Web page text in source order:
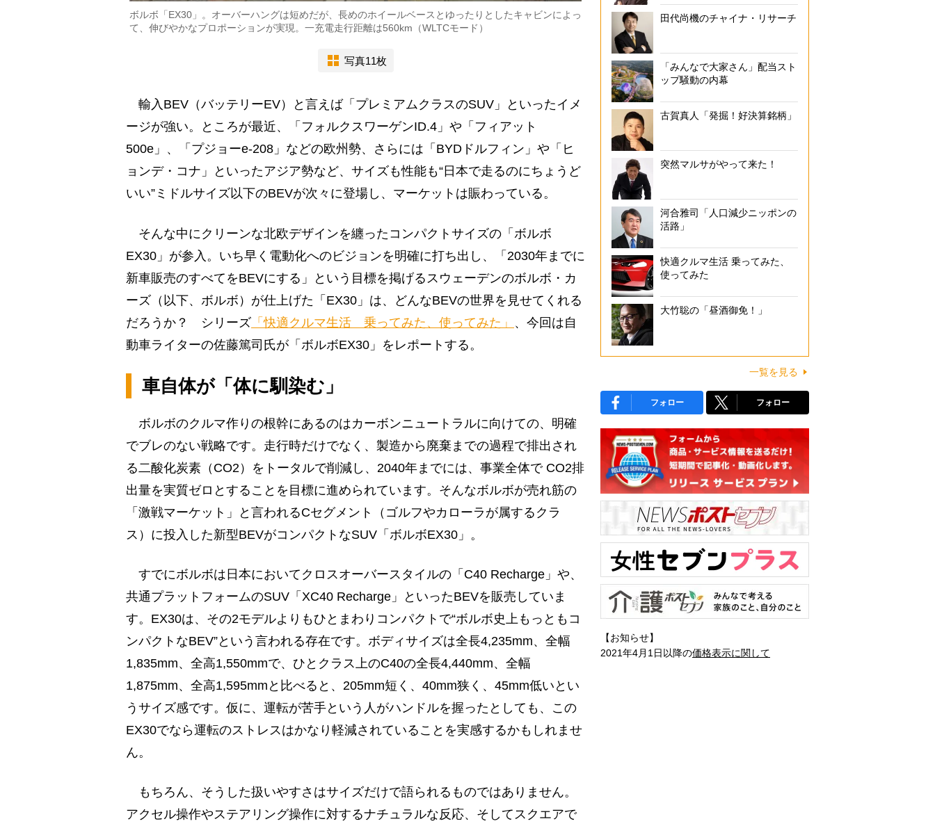
ボルボ「EX30」。オーバーハングは短めだが、長めのホイールベースとゆったりとしたキャビンによっ
て、伸びやかなプロポーションが実現。一充電走行距離は560km（WLTCモード）
写真11枚
輸入BEV（バッテリーEV）と言えば「プレミアムクラスのSUV」といったイメ
ージが強い。ところが最近、「フォルクスワーゲンID.4」や「フィアット
500e」、「プジョーe-208」などの欧州勢、さらには「BYDドルフィン」や「ヒ
ョンデ・コナ」といったアジア勢など、サイズも性能も“日本で走るのにちょうど
いい”ミドルサイズ以下のBEVが次々に登場し、マーケットは賑わっている。
そんな中にクリーンな北欧デザインを纏ったコンパクトサイズの「ボルボ
EX30」が参入。いち早く電動化へのビジョンを明確に打ち出し、「2030年までに
新車販売のすべてをBEVにする」という目標を掲げるスウェーデンのボルボ・カ
ーズ（以下、ボルボ）が仕上げた「EX30」は、どんなBEVの世界を見せてくれる
だろうか？ シリーズ 「快適クルマ生活 乗ってみた、使ってみた」 、今回は自
動車ライターの佐藤篤司氏が「ボルボEX30」をレポートする。
車自体が「体に馴染む」
ボルボのクルマ作りの根幹にあるのはカーボンニュートラルに向けての、明確
でブレのない戦略です。走行時だけでなく、製造から廃棄までの過程で排出され
る二酸化炭素（CO2）をトータルで削減し、2040年までには、事業全体で CO2排
出量を実質ゼロとすることを目標に進められています。そんなボルボが売れ筋の
「激戦マーケット」と言われるCセグメント（ゴルフやカローラが属するクラ
ス）に投入した新型BEVがコンパクトなSUV「ボルボEX30」。
すでにボルボは日本においてクロスオーバースタイルの「C40 Recharge」や、
共通プラットフォームのSUV「XC40 Recharge」といったBEVを販売していま
す。EX30は、その2モデルよりもひとまわりコンパクトで“ボルボ史上もっともコ
ンパクトなBEV”という言われる存在です。ボディサイズは全長4,235mm、全幅
1,835mm、全高1,550mmで、ひとクラス上のC40の全長4,440mm、全幅
1,875mm、全高1,595mmと比べると、205mm短く、40mm狭く、45mm低いとい
うサイズ感です。仮に、運転が苦手という人がハンドルを握ったとしても、この
EX30でなら運転のストレスはかなり軽減されていることを実感するかもしれませ
ん。
もちろん、そうした扱いやすさはサイズだけで語られるものではありません。
アクセル操作やステアリング操作に対するナチュラルな反応、そしてスクエアで
田代尚機のチャイナ・リサーチ
「みんなで大家さん」配当スト
ップ騒動の内幕
古賀真人「発掘！好決算銘柄」
突然マルサがやって来た！
河合雅司「人口減少ニッポンの
活路」
快適クルマ生活 乗ってみた、
使ってみた
大竹聡の「昼酒御免！」
一覧を見る
フォロー フォロー
【お知らせ】
2021年4月1日以降の価格表示に関して